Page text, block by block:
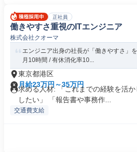
正社員
働きやすさ重視のITエンジニア
株式会社クオーマ
エンジニア出身の社長が「働きやすさ」
月10時間 / 有休消化率10...
東京都港区
月給23万円～35万円
求める人材: 「これまでの経験を活
したい」 「報告書や事務作...
交通費支給